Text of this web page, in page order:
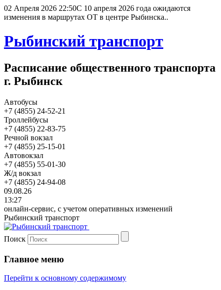
02 Апреля 2026 22:50С 10 апреля 2026 года ожидаются
изменения в маршрутах ОТ в центре Рыбинска..
Рыбинский транспорт
Расписание общественного транспорта
г. Рыбинск
Автобусы
+7 (4855) 24-52-21
Троллейбусы
+7 (4855) 22-83-75
Речной вокзал
+7 (4855) 25-15-01
Автовокзал
+7 (4855) 55-01-30
Ж/д вокзал
+7 (4855) 24-94-08
09.08.26
13:27
онлайн-сервис, с учетом оперативных изменений
Рыбинский транспорт
Поиск
Главное меню
Перейти к основному содержимому